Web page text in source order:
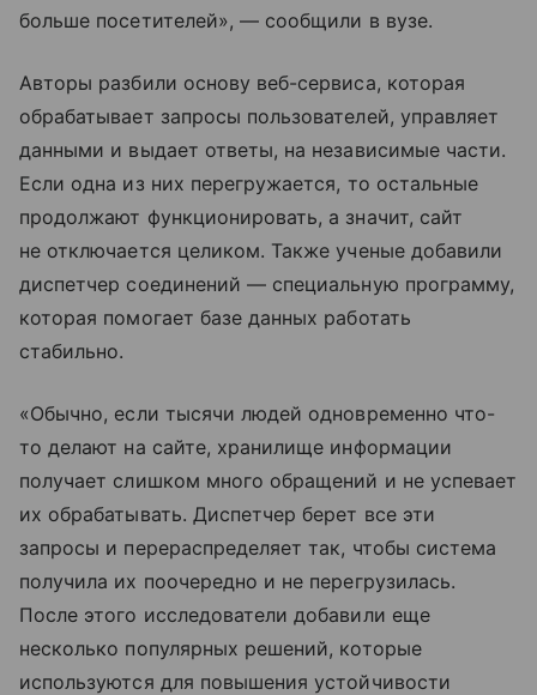
больше посетителей», — сообщили в вузе.
Авторы разбили основу веб-сервиса, которая
обрабатывает запросы пользователей, управляет
данными и выдает ответы, на независимые части.
Если одна из них перегружается, то остальные
продолжают функционировать, а значит, сайт
не отключается целиком. Также ученые добавили
диспетчер соединений — специальную программу,
которая помогает базе данных работать
стабильно.
«Обычно, если тысячи людей одновременно что-
то делают на сайте, хранилище информации
получает слишком много обращений и не успевает
их обрабатывать. Диспетчер берет все эти
запросы и перераспределяет так, чтобы система
получила их поочередно и не перегрузилась.
После этого исследователи добавили еще
несколько популярных решений, которые
используются для повышения устойчивости